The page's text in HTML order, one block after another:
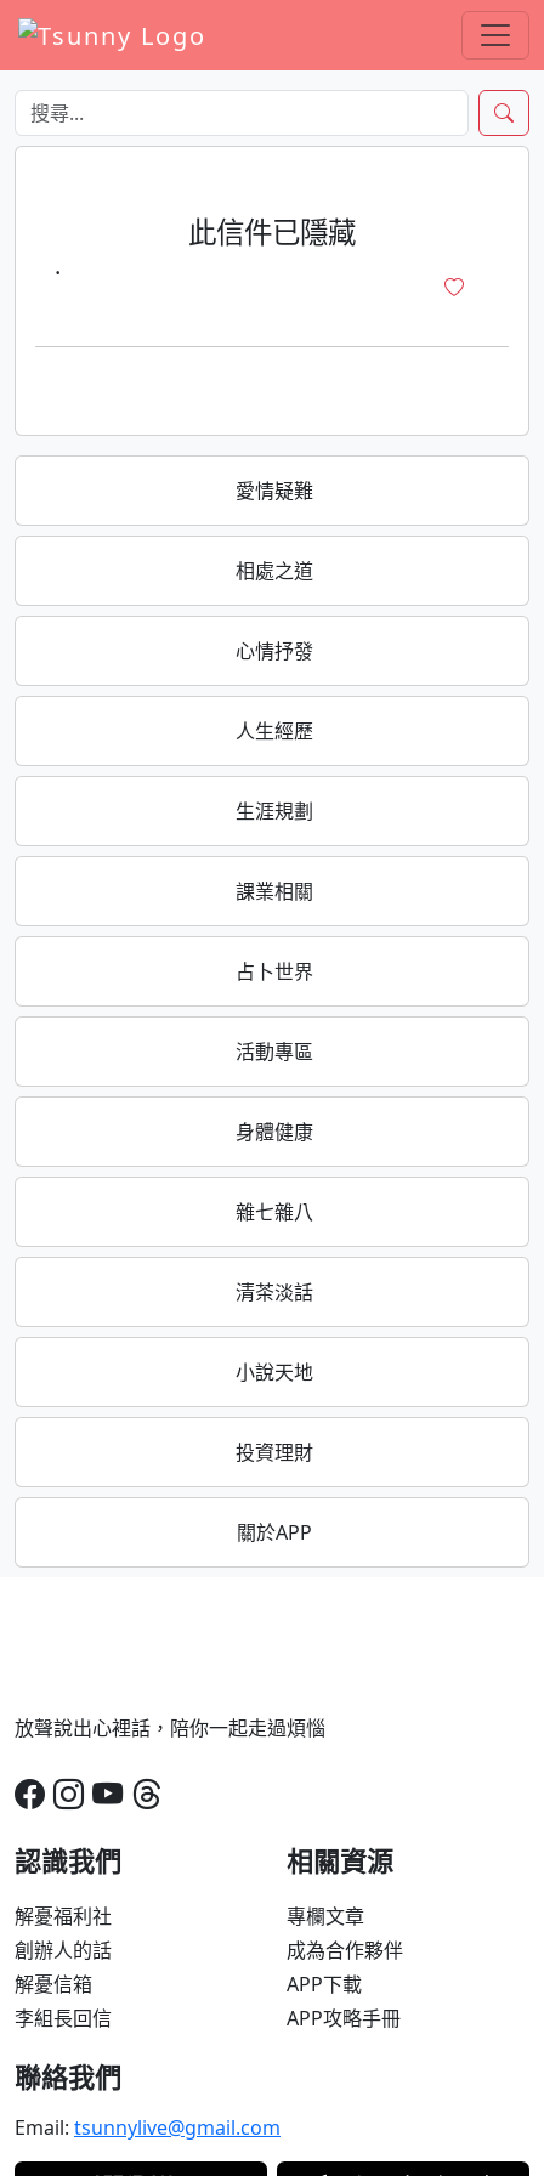
愛情疑難
相處之道
心情抒發
人生經歷
生涯規劃
課業相關
占卜世界
活動專區
身體健康
雜七雜八
清茶淡話
小說天地
投資理財
關於APP
此信件已隱藏
·
放聲說出心裡話，陪你一起走過煩惱
認識我們
解憂福利社
創辦人的話
解憂信箱
李組長回信
相關資源
專欄文章
成為合作夥伴
APP下載
APP攻略手冊
聯絡我們
Email: tsunnylive@gmail.com